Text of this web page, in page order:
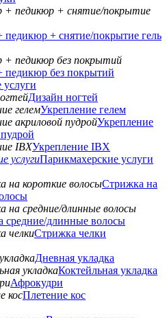
+ снятие/покрытие гель
без покрытий
Дизайн ногтей
Укрепление гелем
Укрепление
Укрепление IBX
Парикмахерские услуги
Стрижка на
средние/длинные волосы
Стрижка челки
Дневная укладка
Коктейльная укладка
Афрокудри
Плетение кос